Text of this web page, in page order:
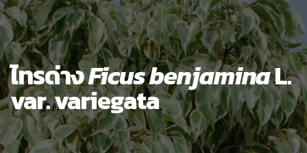
ไทรด่างFicus benjaminaL.
var. variegata